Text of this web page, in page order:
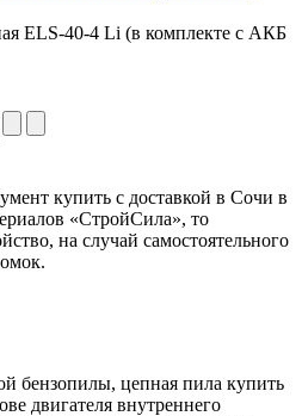
ELS-40-4 Li (в комплекте с АКБ
купить с доставкой в Сочи в
«СтройСила», то
на случай самостоятельного
бензопилы, цепная пила купить
двигателя внутреннего